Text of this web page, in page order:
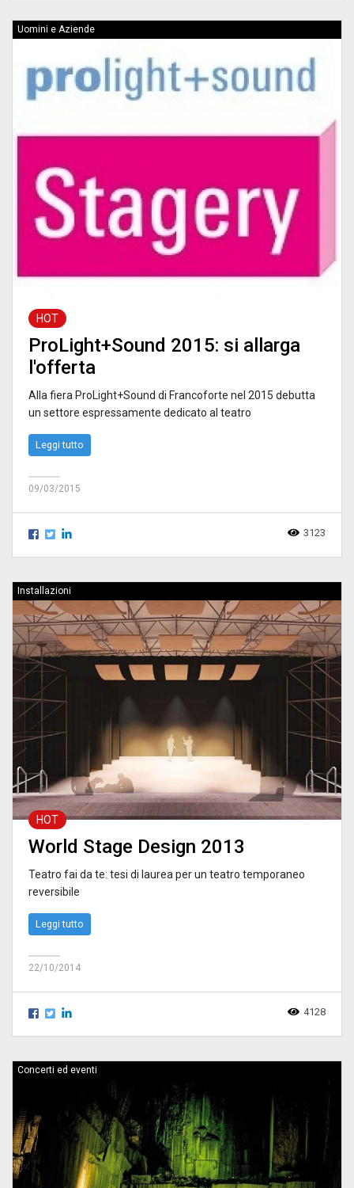
Uomini e Aziende
HOT
ProLight+Sound 2015: si allarga
l'offerta
Alla fiera ProLight+Sound di Francoforte nel 2015 debutta
un settore espressamente dedicato al teatro
Leggi tutto
09/03/2015
3123
Installazioni
HOT
World Stage Design 2013
Teatro fai da te: tesi di laurea per un teatro temporaneo
reversibile
Leggi tutto
22/10/2014
4128
Concerti ed eventi